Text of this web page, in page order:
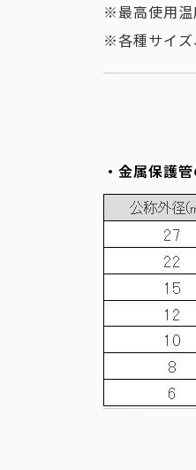
※最高使用温
※各種サイズ
・金属保護